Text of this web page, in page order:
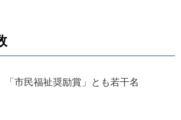
「市民福祉奨励賞」とも若干名